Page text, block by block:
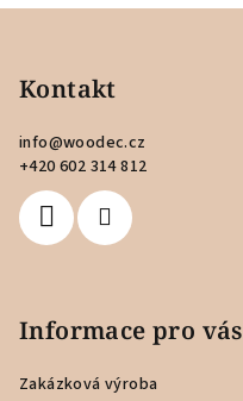
Kontakt
info@woodec.cz
+420 602 314 812
Informace pro vás
Zakázková výroba